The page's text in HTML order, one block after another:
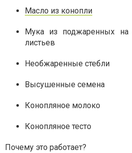
Масло из конопли
Мука из поджаренных на
листьев
Необжаренные стебли
Высушенные семена
Конопляное молоко
Конопляное тесто
Почему это работает?